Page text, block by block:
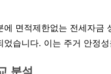
에 면적제한없는 전세자금
었습니다. 이는 주거 안정
분석